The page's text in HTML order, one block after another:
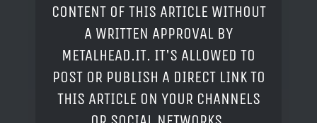
CONTENT OF THIS ARTICLE WITHOUT
A WRITTEN APPROVAL BY
METALHEAD.IT. IT'S ALLOWED TO
POST OR PUBLISH A DIRECT LINK TO
THIS ARTICLE ON YOUR CHANNELS